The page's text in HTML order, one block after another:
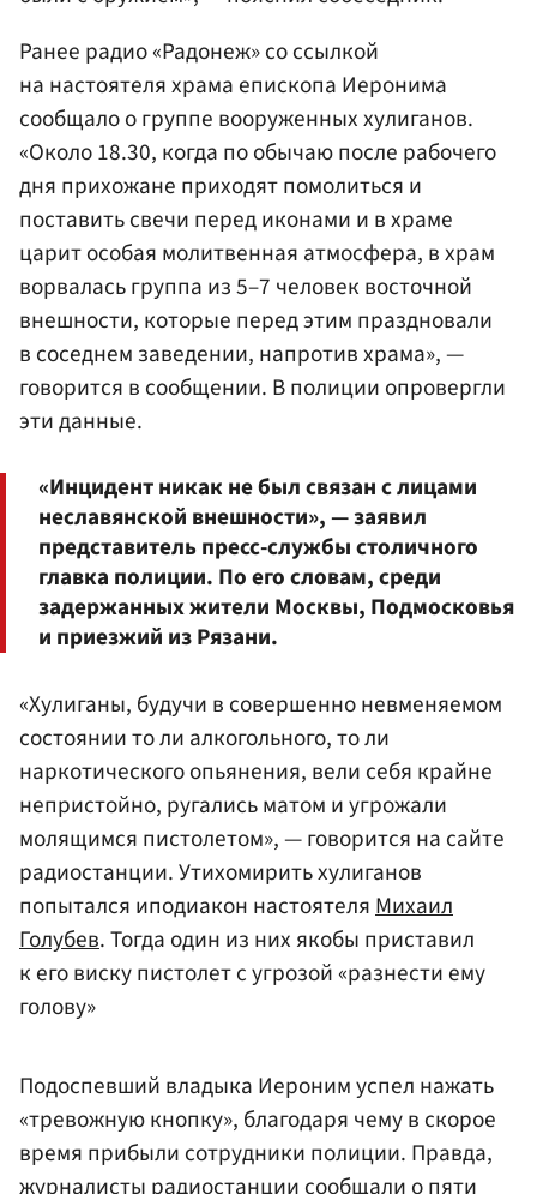
Ранее радио «Радонеж» со ссылкой
на настоятеля храма епископа Иеронима
сообщало о группе вооруженных хулиганов.
«Около 18.30, когда по обычаю после рабочего
дня прихожане приходят помолиться и
поставить свечи перед иконами и в храме
царит особая молитвенная атмосфера, в храм
ворвалась группа из 5–7 человек восточной
внешности, которые перед этим праздновали
в соседнем заведении, напротив храма», —
говорится в сообщении. В полиции опровергли
эти данные.
«Инцидент никак не был связан с лицами
неславянской внешности», — заявил
представитель пресс-службы столичного
главка полиции. По его словам, среди
задержанных жители Москвы, Подмосковья
и приезжий из Рязани.
«Хулиганы, будучи в совершенно невменяемом
состоянии то ли алкогольного, то ли
наркотического опьянения, вели себя крайне
непристойно, ругались матом и угрожали
молящимся пистолетом», — говорится на сайте
радиостанции. Утихомирить хулиганов
попытался иподиакон настоятеляМихаил
Голубев. Тогда один из них якобы приставил
к его виску пистолет с угрозой «разнести ему
голову»
Подоспевший владыка Иероним успел нажать
«тревожную кнопку», благодаря чему в скорое
время прибыли сотрудники полиции. Правда,